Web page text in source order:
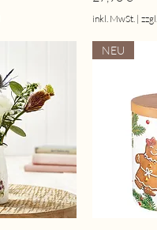
inkl. MwSt. |
NEU